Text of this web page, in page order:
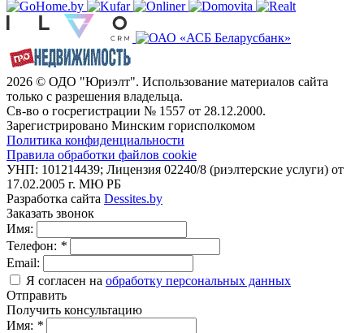
2026 © ОДО "Юриэлт". Использование материалов сайта
только с разрешения владельца.
Св-во о госрегистрации № 1557 от 28.12.2000.
Зарегистрировано Минским горисполкомом
Политика конфиденциальности
Правила обработки файлов cookie
УНП: 101214439; Лицензия 02240/8 (риэлтерские услуги) от
17.02.2005 г. МЮ РБ
Разработка сайта Dessites.by
Заказать звонок
Имя:
Телефон: *
Email:
Я согласен на обработку персональных данных
Отправить
Получить консультацию
Имя: *